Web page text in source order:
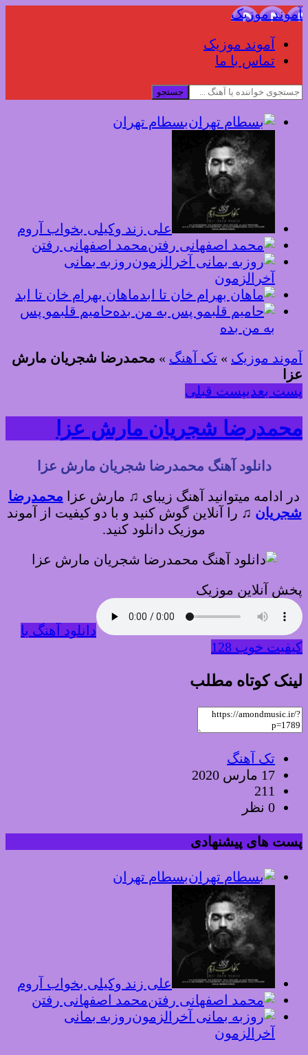
آموند موزیک
آموند موزیک
تماس با ما
جستجو
بسطام تهران
علی زند وکیلی بخواب آروم
محمد اصفهانی رفتن
روزبه بمانی
آخرالزمون
ماهان بهرام خان تا ابد
حامیم قلبمو پس
به من بده
آموند موزیک » تک آهنگ » محمدرضا شجریان مارش
عزا
پست بعدیپست قبلی
محمدرضا شجریان مارش عزا
دانلود آهنگ محمدرضا شجریان مارش عزا
در ادامه میتوانید آهنگ زیبای ♫ مارش عزا محمدرضا
شجریان ♫ را آنلاین گوش کنید و با دو کیفیت از آموند
موزیک دانلود کنید.
پخش آنلاین موزیک
دانلود آهنگ با
کیفیت خوب 128
لینک کوتاه مطلب
تک آهنگ
17 مارس 2020
211
0 نظر
پست های پیشنهادی
بسطام تهران
علی زند وکیلی بخواب آروم
محمد اصفهانی رفتن
روزبه بمانی
آخرالزمون